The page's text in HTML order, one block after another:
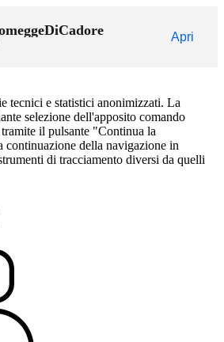
Apri
tecnici e statistici anonimizzati. La
selezione dell'apposito comando
il pulsante "Continua la
continuazione della navigazione in
di tracciamento diversi da quelli